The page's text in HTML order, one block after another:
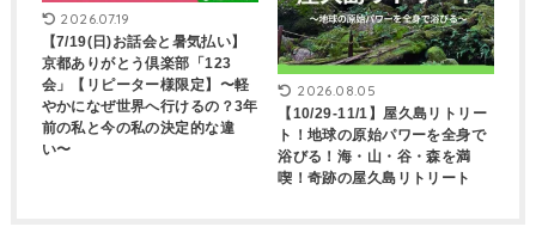
2026.07.19
【7/19(日)お話会と暑気払い】
京都ありがとう倶楽部「123
会」【リピーター様限定】〜軽
やかになぜ世界へ行けるの？3年
前の私と今の私の決定的な違
い〜
2026.08.05
【10/29-11/1】屋久島リトリー
ト！地球の原始パワーを全身で
浴びる！海・山・谷・森を満
喫！奇跡の屋久島リトリート